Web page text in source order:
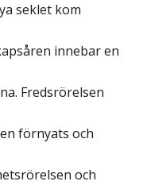
seklet kom
innebar en
Fredsrörelsen
förnyats och
och